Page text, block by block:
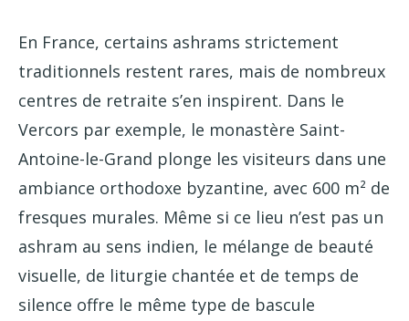
En France, certains ashrams strictement
traditionnels restent rares, mais de nombreux
centres de retraite s’en inspirent. Dans le
Vercors par exemple, le monastère Saint-
Antoine-le-Grand plonge les visiteurs dans une
ambiance orthodoxe byzantine, avec 600 m² de
fresques murales. Même si ce lieu n’est pas un
ashram au sens indien, le mélange de beauté
visuelle, de liturgie chantée et de temps de
silence offre le même type de bascule